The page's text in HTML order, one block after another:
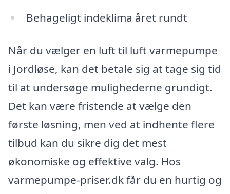
Behageligt indeklima året rundt
Når du vælger en luft til luft varmepumpe
i Jordløse, kan det betale sig at tage sig tid
til at undersøge mulighederne grundigt.
Det kan være fristende at vælge den
første løsning, men ved at indhente flere
tilbud kan du sikre dig det mest
økonomiske og effektive valg. Hos
varmepumpe-priser.dk får du en hurtig og